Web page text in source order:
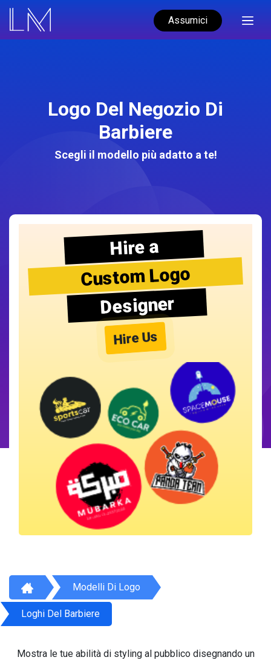
Assumici
Logo Del Negozio Di
Barbiere
Scegli il modello più adatto a te!
Hire a
Custom Logo
Designer
Hire Us
Modelli Di Logo
Loghi Del Barbiere
Mostra le tue abilità di styling al pubblico disegnando un